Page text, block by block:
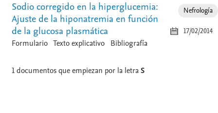
Nefrología
17/02/2014
Sodio corregido en la hiperglucemia:
Ajuste de la hiponatremia en función
de la glucosa plasmática
Formulario Texto explicativo Bibliografía
1documentos que empiezan por la letra S